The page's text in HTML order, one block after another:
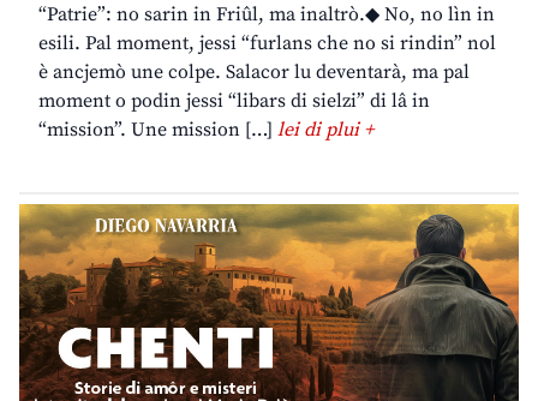
“Patrie”: no sarin in Friûl, ma inaltrò.◆ No, no lìn in
esili. Pal moment, jessi “furlans che no si rindin” nol
è ancjemò une colpe. Salacor lu deventarà, ma pal
moment o podin jessi “libars di sielzi” di lâ in
“mission”. Une mission […] lei di plui +